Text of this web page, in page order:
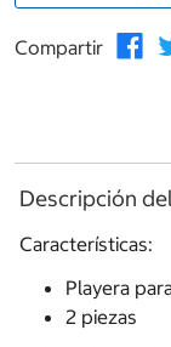
Compartir
Descripción
Características:
Playera
2 piezas